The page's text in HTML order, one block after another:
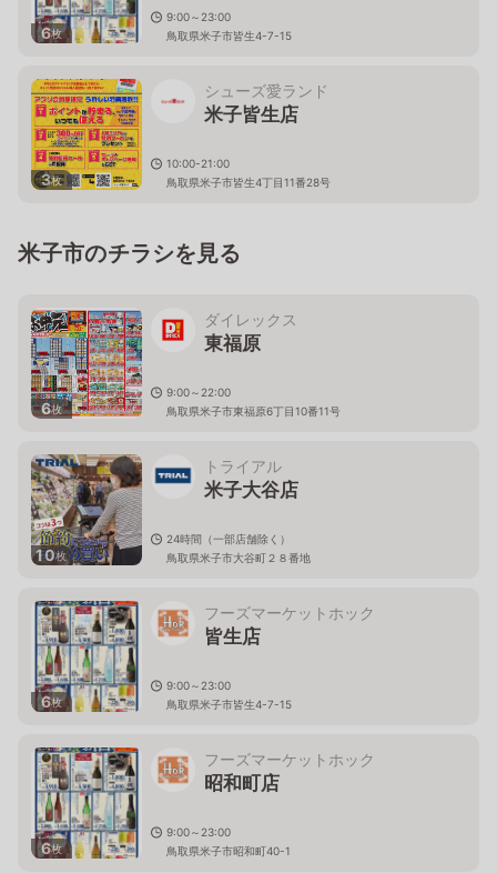
6枚
9:00～23:00
鳥取県米子市皆生4-7-15
3枚
シューズ愛ランド
米子皆生店
10:00-21:00
鳥取県米子市皆生4丁目11番28号
米子市のチラシを見る
6枚
ダイレックス
東福原
9:00～22:00
鳥取県米子市東福原6丁目10番11号
10枚
トライアル
米子大谷店
24時間（一部店舗除く）
鳥取県米子市大谷町２８番地
6枚
フーズマーケットホック
皆生店
9:00～23:00
鳥取県米子市皆生4-7-15
6枚
フーズマーケットホック
昭和町店
9:00～23:00
鳥取県米子市昭和町40-1